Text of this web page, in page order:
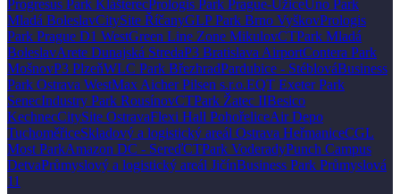
Progresus Park KlášterecPrologis Park Prague-ÚžiceUno Park
Mladá BoleslavCitySite ŘíčanyGLP Park Brno VyškovPrologis
Park Prague D1 WestGreen Line Zone MikulovCTPark Mladá
BoleslavArete Dunajská StredaP3 Bratislava AirportContera Park
MošnovP3 PlzeňWLC Park BřezhradPardubice - StéblováBusiness
Park Ostrava WestMax Aicher Pilsen s.r.o.EQT Exeter Park
SenecIndustry Park RousínovCTPark Žatec IIBesico
KechnecCitySite OstravaFlexi Hall PohořeliceAir Depo
TuchoměřiceSkladový a logistický areál Ostrava HeřmaniceCGL
Most ParkAmazon DC - SereďCTPark VoderadyPunch Campus
DetvaPrůmyslový a logistický areál JičínBusiness Park Průmyslová
11